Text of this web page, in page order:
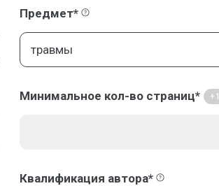
Предмет*
Минимальное кол-во страниц*
Квалификация автора*